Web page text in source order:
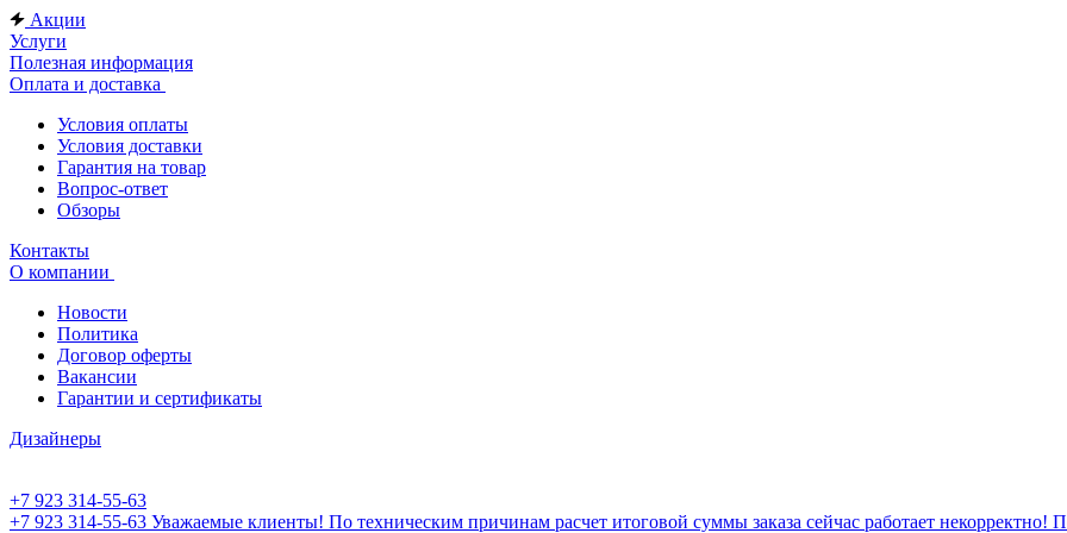
Акции
Услуги
Полезная информация
Оплата и доставка
Условия оплаты
Условия доставки
Гарантия на товар
Вопрос-ответ
Обзоры
Контакты
О компании
Новости
Политика
Договор оферты
Вакансии
Гарантии и сертификаты
Дизайнеры
+7 923 314-55-63
+7 923 314-55-63 Уважаемые клиенты! По техническим причинам расчет итоговой суммы заказа сейчас работает